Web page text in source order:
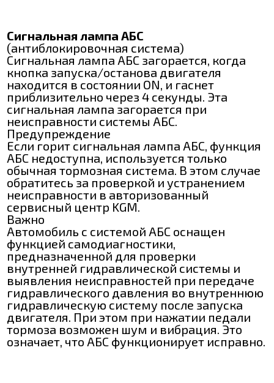
Сигнальная лампа АБС
(антиблокировочная система)
Сигнальная лампа АБС загорается, когда
кнопка запуска/останова двигателя
находится в состоянии ON, и гаснет
приблизительно через 4 секунды. Эта
сигнальная лампа загорается при
неисправности системы АБС.
Предупреждение
Если горит сигнальная лампа АБС, функция
АБС недоступна, используется только
обычная тормозная система. В этом случае
обратитесь за проверкой и устранением
неисправности в авторизованный
сервисный центр KGM.
Важно
Автомобиль с системой АБС оснащен
функцией самодиагностики,
предназначенной для проверки
внутренней гидравлической системы и
выявления неисправностей при передаче
гидравлического давления во внутреннюю
гидравлическую систему после запуска
двигателя. При этом при нажатии педали
тормоза возможен шум и вибрация. Это
означает, что АБС функционирует исправно.